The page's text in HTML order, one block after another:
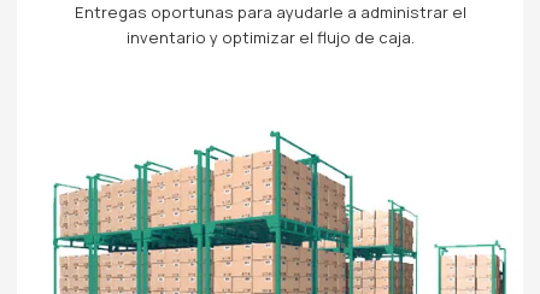
Entregas oportunas para ayudarle a administrar el
inventario y optimizar el flujo de caja.